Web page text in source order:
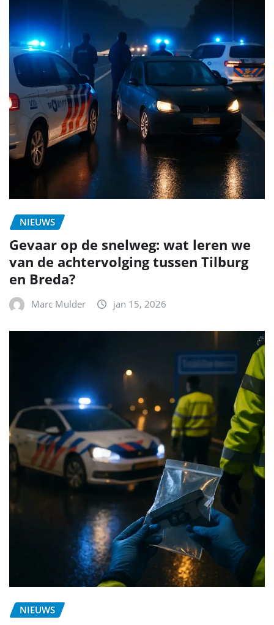
NIEUWS
Gevaar op de snelweg: wat leren we
van de achtervolging tussen Tilburg
en Breda?
Marc Mulder jan 15, 2026
NIEUWS